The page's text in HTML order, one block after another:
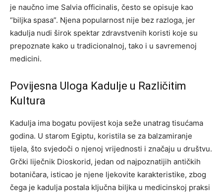
je naučno ime Salvia officinalis, često se opisuje kao
“biljka spasa”. Njena popularnost nije bez razloga, jer
kadulja nudi širok spektar zdravstvenih koristi koje su
prepoznate kako u tradicionalnoj, tako i u savremenoj
medicini.
Povijesna Uloga Kadulje u Različitim
Kultura
Kadulja ima bogatu povijest koja seže unatrag tisućama
godina. U starom Egiptu, koristila se za balzamiranje
tijela, što svjedoči o njenoj vrijednosti i značaju u društvu.
Grčki liječnik Dioskorid, jedan od najpoznatijih antičkih
botaničara, isticao je njene ljekovite karakteristike, zbog
čega je kadulja postala ključna biljka u medicinskoj praksi